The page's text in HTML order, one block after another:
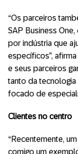
“Os parceiros
SAP Business
por indústria que
específicos”,
e seus parceiros
tanto da
focado de
Clientes no centro
“Recentemente,
comigo um